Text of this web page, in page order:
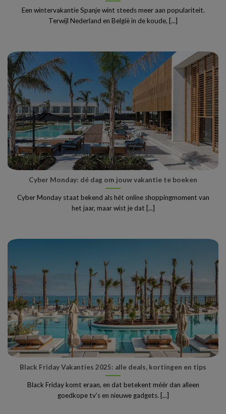
Een wintervakantie Spanje wint steeds meer aan populariteit.
Terwijl Nederland en België in de koude, [...]
Cyber Monday: dé dag om jouw vakantie te boeken
Cyber Monday staat bekend als hét online shoppingmoment van
het jaar, maar wist je dat [...]
Black Friday Vakanties 2025: alle deals, kortingen en tips
Black Friday komt eraan, en dat betekent méér dan alleen
goedkope tv’s en nieuwe gadgets. [...]